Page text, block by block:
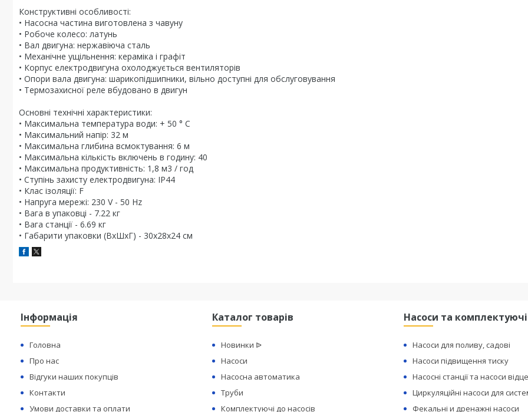
Конструктивні особливості:
• Насосна частина виготовлена з чавуну
• Робоче колесо: латунь
• Вал двигуна: нержавіюча сталь
• Механічне ущільнення: кераміка і графіт
• Корпус електродвигуна охолоджується вентиляторів
• Опори вала двигуна: шарикопідшипники, вільно доступні для обслуговування
• Термозахисної реле вбудовано в двигун
Основні технічні характеристики:
• Максимальна температура води: + 50 ° С
• Максимальний напір: 32 м
• Максимальна глибина всмоктування: 6 м
• Максимальна кількість включень в годину: 40
• Максимальна продуктивність: 1,8 м3 / год
• Ступінь захисту електродвигуна: IP44
• Клас ізоляції: F
• Напруга мережі: 230 V - 50 Hz
• Вага в упаковці - 7.22 кг
• Вага станції - 6.69 кг
• Габарити упаковки (ВхШхГ) - 30х28х24 см
Інформація
Головна
Про нас
Відгуки наших покупців
Контакти
Умови доставки та оплати
Каталог товарів
Новинки ᐉ
Насоси
Насосна автоматика
Труби
Комплектуючі до насосів
Насоси та комплектуючі
Насоси для поливу, садові
Насоси підвищення тиску
Насосні станції та насоси
Циркуляційні насоси для
Фекальні и дренажні насоси